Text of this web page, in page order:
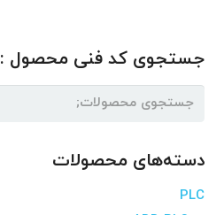
جستجوی کد فنی محصول :
جستجو
دسته‌های محصولات
PLC